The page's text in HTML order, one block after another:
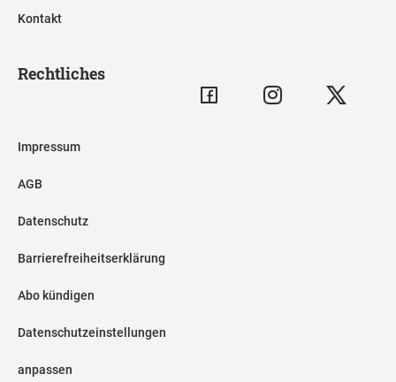
Kontakt
Rechtliches
Impressum
AGB
Datenschutz
Barrierefreiheitserklärung
Abo kündigen
Datenschutzeinstellungen
anpassen